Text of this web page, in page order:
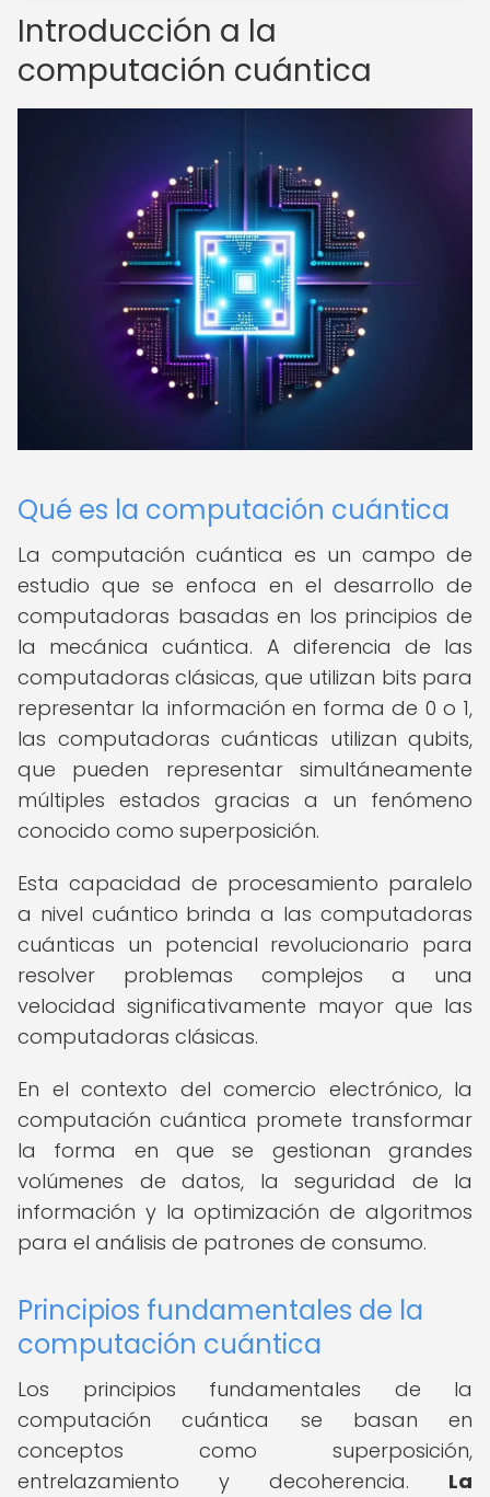
Introducción a la
computación cuántica
Qué es la computación cuántica
La computación cuántica es un campo de
estudio que se enfoca en el desarrollo de
computadoras basadas en los principios de
la mecánica cuántica. A diferencia de las
computadoras clásicas, que utilizan bits para
representar la información en forma de 0 o 1,
las computadoras cuánticas utilizan qubits,
que pueden representar simultáneamente
múltiples estados gracias a un fenómeno
conocido como superposición.
Esta capacidad de procesamiento paralelo
a nivel cuántico brinda a las computadoras
cuánticas un potencial revolucionario para
resolver problemas complejos a una
velocidad significativamente mayor que las
computadoras clásicas.
En el contexto del comercio electrónico, la
computación cuántica promete transformar
la forma en que se gestionan grandes
volúmenes de datos, la seguridad de la
información y la optimización de algoritmos
para el análisis de patrones de consumo.
Principios fundamentales de la
computación cuántica
Los principios fundamentales de la
computación cuántica se basan en
conceptos como superposición,
entrelazamiento y decoherencia. La